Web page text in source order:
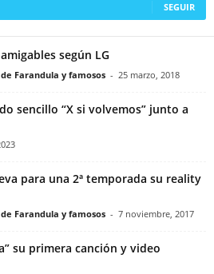
SEGUIR
según LG
Farandula y famosos - 25 marzo, 2018
sencillo “X si volvemos” junto a
para una 2ª temporada su reality
Farandula y famosos - 7 noviembre, 2017
su primera canción y video